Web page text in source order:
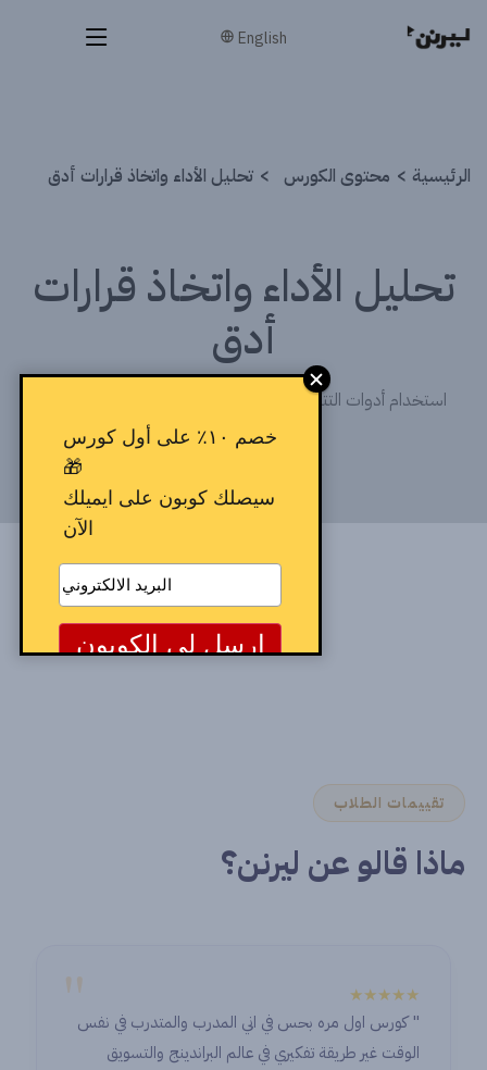
English
الرئيسية محتوى الكورس تحليل الأداء واتخاذ قرارات أدق
تحليل الأداء واتخاذ قرارات
أدق
استخدام أدوات التتبع والتحليل لقراءة الأرقام وتحسين الحملات
تقييمات الطلاب
ماذا قالو عن ليرنن؟
"
★★★★★
" كورس اول مره بحس في اني المدرب والمتدرب في نفس
الوقت غير طريقة تفكيري في عالم البراندينج والتسويق
خصم ١٠٪ على أول كورس
🎁
سيصلك كوبون على ايميلك
الآن